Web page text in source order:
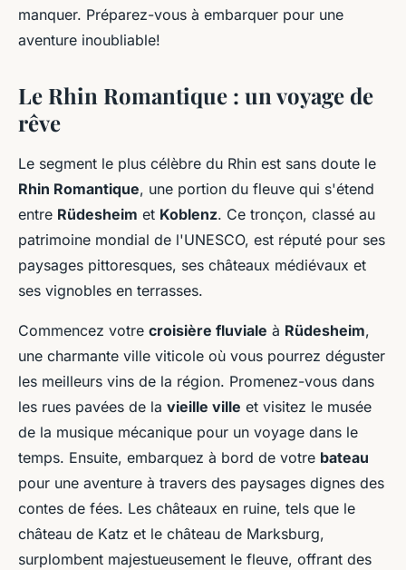
manquer. Préparez-vous à embarquer pour une
aventure inoubliable!
Le Rhin Romantique : un voyage de
rêve
Le segment le plus célèbre du Rhin est sans doute le
Rhin Romantique, une portion du fleuve qui s'étend
entre Rüdesheim et Koblenz. Ce tronçon, classé au
patrimoine mondial de l'UNESCO, est réputé pour ses
paysages pittoresques, ses châteaux médiévaux et
ses vignobles en terrasses.
Commencez votre croisière fluviale à Rüdesheim,
une charmante ville viticole où vous pourrez déguster
les meilleurs vins de la région. Promenez-vous dans
les rues pavées de la vieille ville et visitez le musée
de la musique mécanique pour un voyage dans le
temps. Ensuite, embarquez à bord de votre bateau
pour une aventure à travers des paysages dignes des
contes de fées. Les châteaux en ruine, tels que le
château de Katz et le château de Marksburg,
surplombent majestueusement le fleuve, offrant des